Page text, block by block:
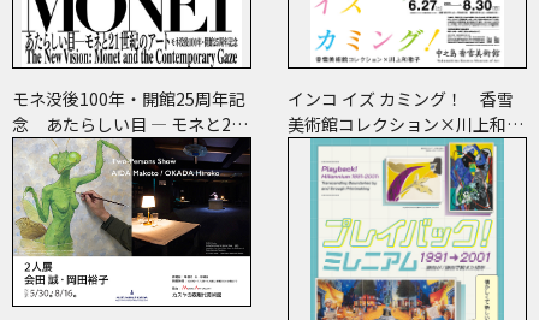
モネ没後100年・開館25周年記
念 あたらしい目 ― モネと21
世紀のアート
インコ イズ カミング！ 香雪
美術館コレクション×川上和歌
子 ～ピコ＆ピータといっしょ
に古美術鑑賞～